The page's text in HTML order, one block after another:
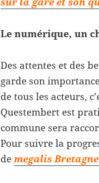
Le numérique, un
Des attentes et des
garde son
de tous les acteurs,
Questembert est
commune sera
Pour suivre la
demegalis Bretagne